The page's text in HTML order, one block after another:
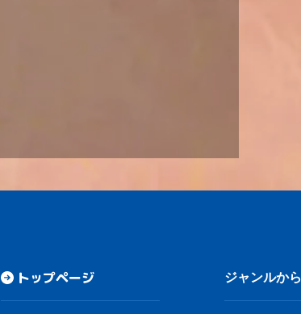
トップページ ジャンルか